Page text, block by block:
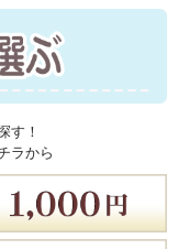
す！
ラから